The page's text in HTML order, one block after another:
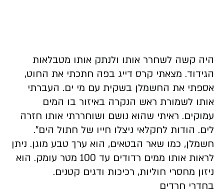
היה קשה לשחרר אותו ולנתק אותו מטבלאות
הגידוד. מצאתי קרס דייג בפה חתכתי את החוט,
אספתי את החשמלן בשקית עם מי ים. העברתי
אותו לשמורת ראש הנקרה באיזור בו המים
עמוקים. ראיתי שהוא נושם ושוחררתי אותו חזרה
לים. הודות לחקלאי ניצלו חייו של חתול הים".
חשמלן, כמו שאר הבטאים, הוא ערך טבע מוגן. ניתן
לראות אותו ממים רדודים עד 100 מטר עומק. הוא
ניזון מחסרי חוליות, רכיכות ודגים קטנים.
בחדרי חרדים